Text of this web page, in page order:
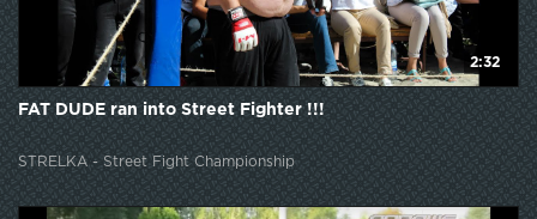
2:32
FAT DUDE ran into Street Fighter !!!
STRELKA - Street Fight Championship